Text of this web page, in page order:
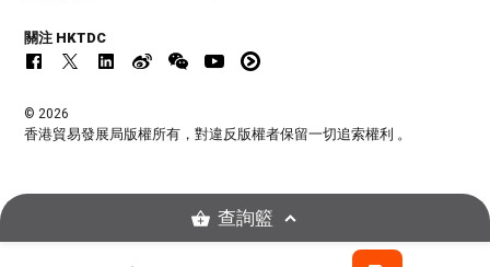
關注 HKTDC
© 2026
香港貿易發展局版權所有，對違反版權者保留一切追索權利 。
查詢籃